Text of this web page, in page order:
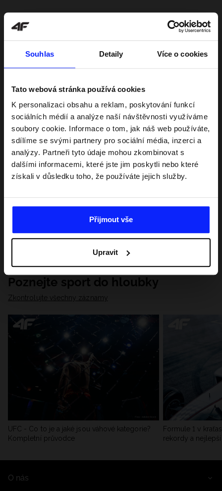
Souhlas Detaily Více o cookies
Tato webová stránka používá cookies
K personalizaci obsahu a reklam, poskytování funkcí
sociálních médií a analýze naší návštěvnosti využíváme
soubory cookie. Informace o tom, jak náš web používáte,
sdílíme se svými partnery pro sociální média, inzerci a
analýzy. Partneři tyto údaje mohou zkombinovat s
dalšími informacemi, které jste jim poskytli nebo které
získali v důsledku toho, že používáte jejich služby.
Přijmout vše
Upravit
Poznejte sport do hloubky
Zkontrolujte všechny záznamy
UFC - Co to je a jaké jsou váhové kategorie?
Kompletní průvodce
Formule 1 v
rekordy a
O nás